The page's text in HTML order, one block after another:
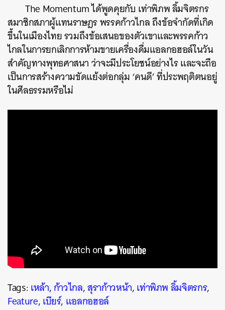
The Momentum ได้พูดคุยกับ เท่าพิภพ ลิ้มจิตรกร
สมาชิกสภาผู้แทนราษฎร พรรคก้าวไกล ถึงข้อจำกัดที่เกิด
ขึ้นในเมืองไทย รวมถึงข้อเสนอของตัวเขาและพรรคก้าว
ไกลในการยกเลิกการห้ามขายเครื่องดื่มแอลกอฮอล์ในวัน
สำคัญทางพุทธศาสนา ว่าจะมีประโยชน์อย่างไร และจะถือ
เป็นการสร้างความขัดแย้งต่อกลุ่ม ‘คนดี’ ที่ประพฤติตนอยู่
ในศีลธรรมหรือไม่
Tags:เหล้า,ก้าวไกล,สุราก้าวหน้า,เท่าพิภพ ลิ้มจิตรกร,
Feature,เบียร์, แอลกอฮอล์
ค้นหา
SHARE TWEET LINE EMAIL